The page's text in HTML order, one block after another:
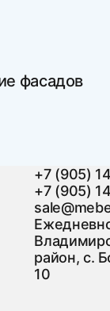
фасадов
+7 (905)
+7 (905)
район, с.
10